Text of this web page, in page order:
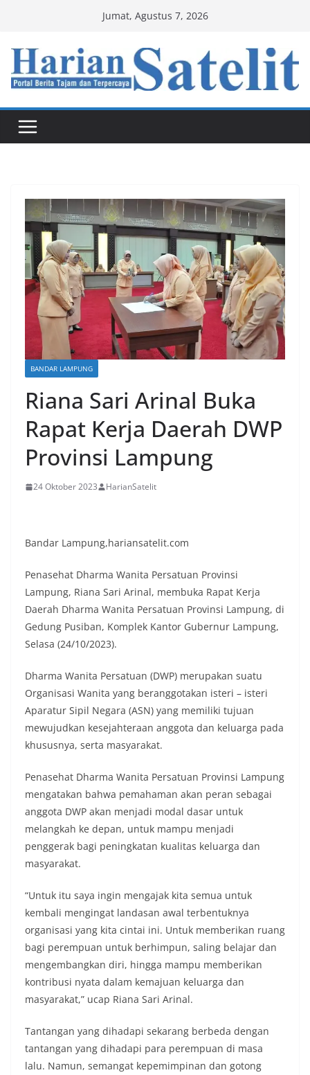
content
Jumat, Agustus 7, 2026
BANDAR LAMPUNG
Riana Sari Arinal Buka
Rapat Kerja Daerah DWP
Provinsi Lampung
24 Oktober 2023 HarianSatelit
Bandar Lampung,hariansatelit.com
Penasehat Dharma Wanita Persatuan Provinsi
Lampung, Riana Sari Arinal, membuka Rapat Kerja
Daerah Dharma Wanita Persatuan Provinsi Lampung, di
Gedung Pusiban, Komplek Kantor Gubernur Lampung,
Selasa (24/10/2023).
Dharma Wanita Persatuan (DWP) merupakan suatu
Organisasi Wanita yang beranggotakan isteri – isteri
Aparatur Sipil Negara (ASN) yang memiliki tujuan
mewujudkan kesejahteraan anggota dan keluarga pada
khususnya, serta masyarakat.
Penasehat Dharma Wanita Persatuan Provinsi Lampung
mengatakan bahwa pemahaman akan peran sebagai
anggota DWP akan menjadi modal dasar untuk
melangkah ke depan, untuk mampu menjadi
penggerak bagi peningkatan kualitas keluarga dan
masyarakat.
“Untuk itu saya ingin mengajak kita semua untuk
kembali mengingat landasan awal terbentuknya
organisasi yang kita cintai ini. Untuk memberikan ruang
bagi perempuan untuk berhimpun, saling belajar dan
mengembangkan diri, hingga mampu memberikan
kontribusi nyata dalam kemajuan keluarga dan
masyarakat,” ucap Riana Sari Arinal.
Tantangan yang dihadapi sekarang berbeda dengan
tantangan yang dihadapi para perempuan di masa
lalu. Namun, semangat kepemimpinan dan gotong